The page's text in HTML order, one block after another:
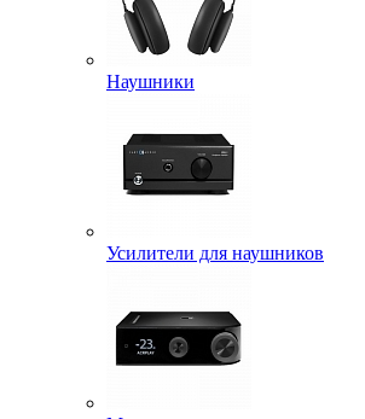
Наушники
Усилители для наушников